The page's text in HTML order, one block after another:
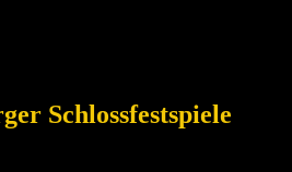
Schlossfestspiele